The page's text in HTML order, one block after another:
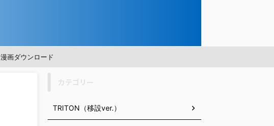
漫画ダウンロード
TRITON（移設ver.）